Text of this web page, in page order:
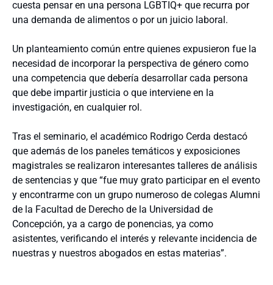
cuesta pensar en una persona LGBTIQ+ que recurra por
una demanda de alimentos o por un juicio laboral.
Un planteamiento común entre quienes expusieron fue la
necesidad de incorporar la perspectiva de género como
una competencia que debería desarrollar cada persona
que debe impartir justicia o que interviene en la
investigación, en cualquier rol.
Tras el seminario, el académico Rodrigo Cerda destacó
que además de los paneles temáticos y exposiciones
magistrales se realizaron interesantes talleres de análisis
de sentencias y que “fue muy grato participar en el evento
y encontrarme con un grupo numeroso de colegas Alumni
de la Facultad de Derecho de la Universidad de
Concepción, ya a cargo de ponencias, ya como
asistentes, verificando el interés y relevante incidencia de
nuestras y nuestros abogados en estas materias”.